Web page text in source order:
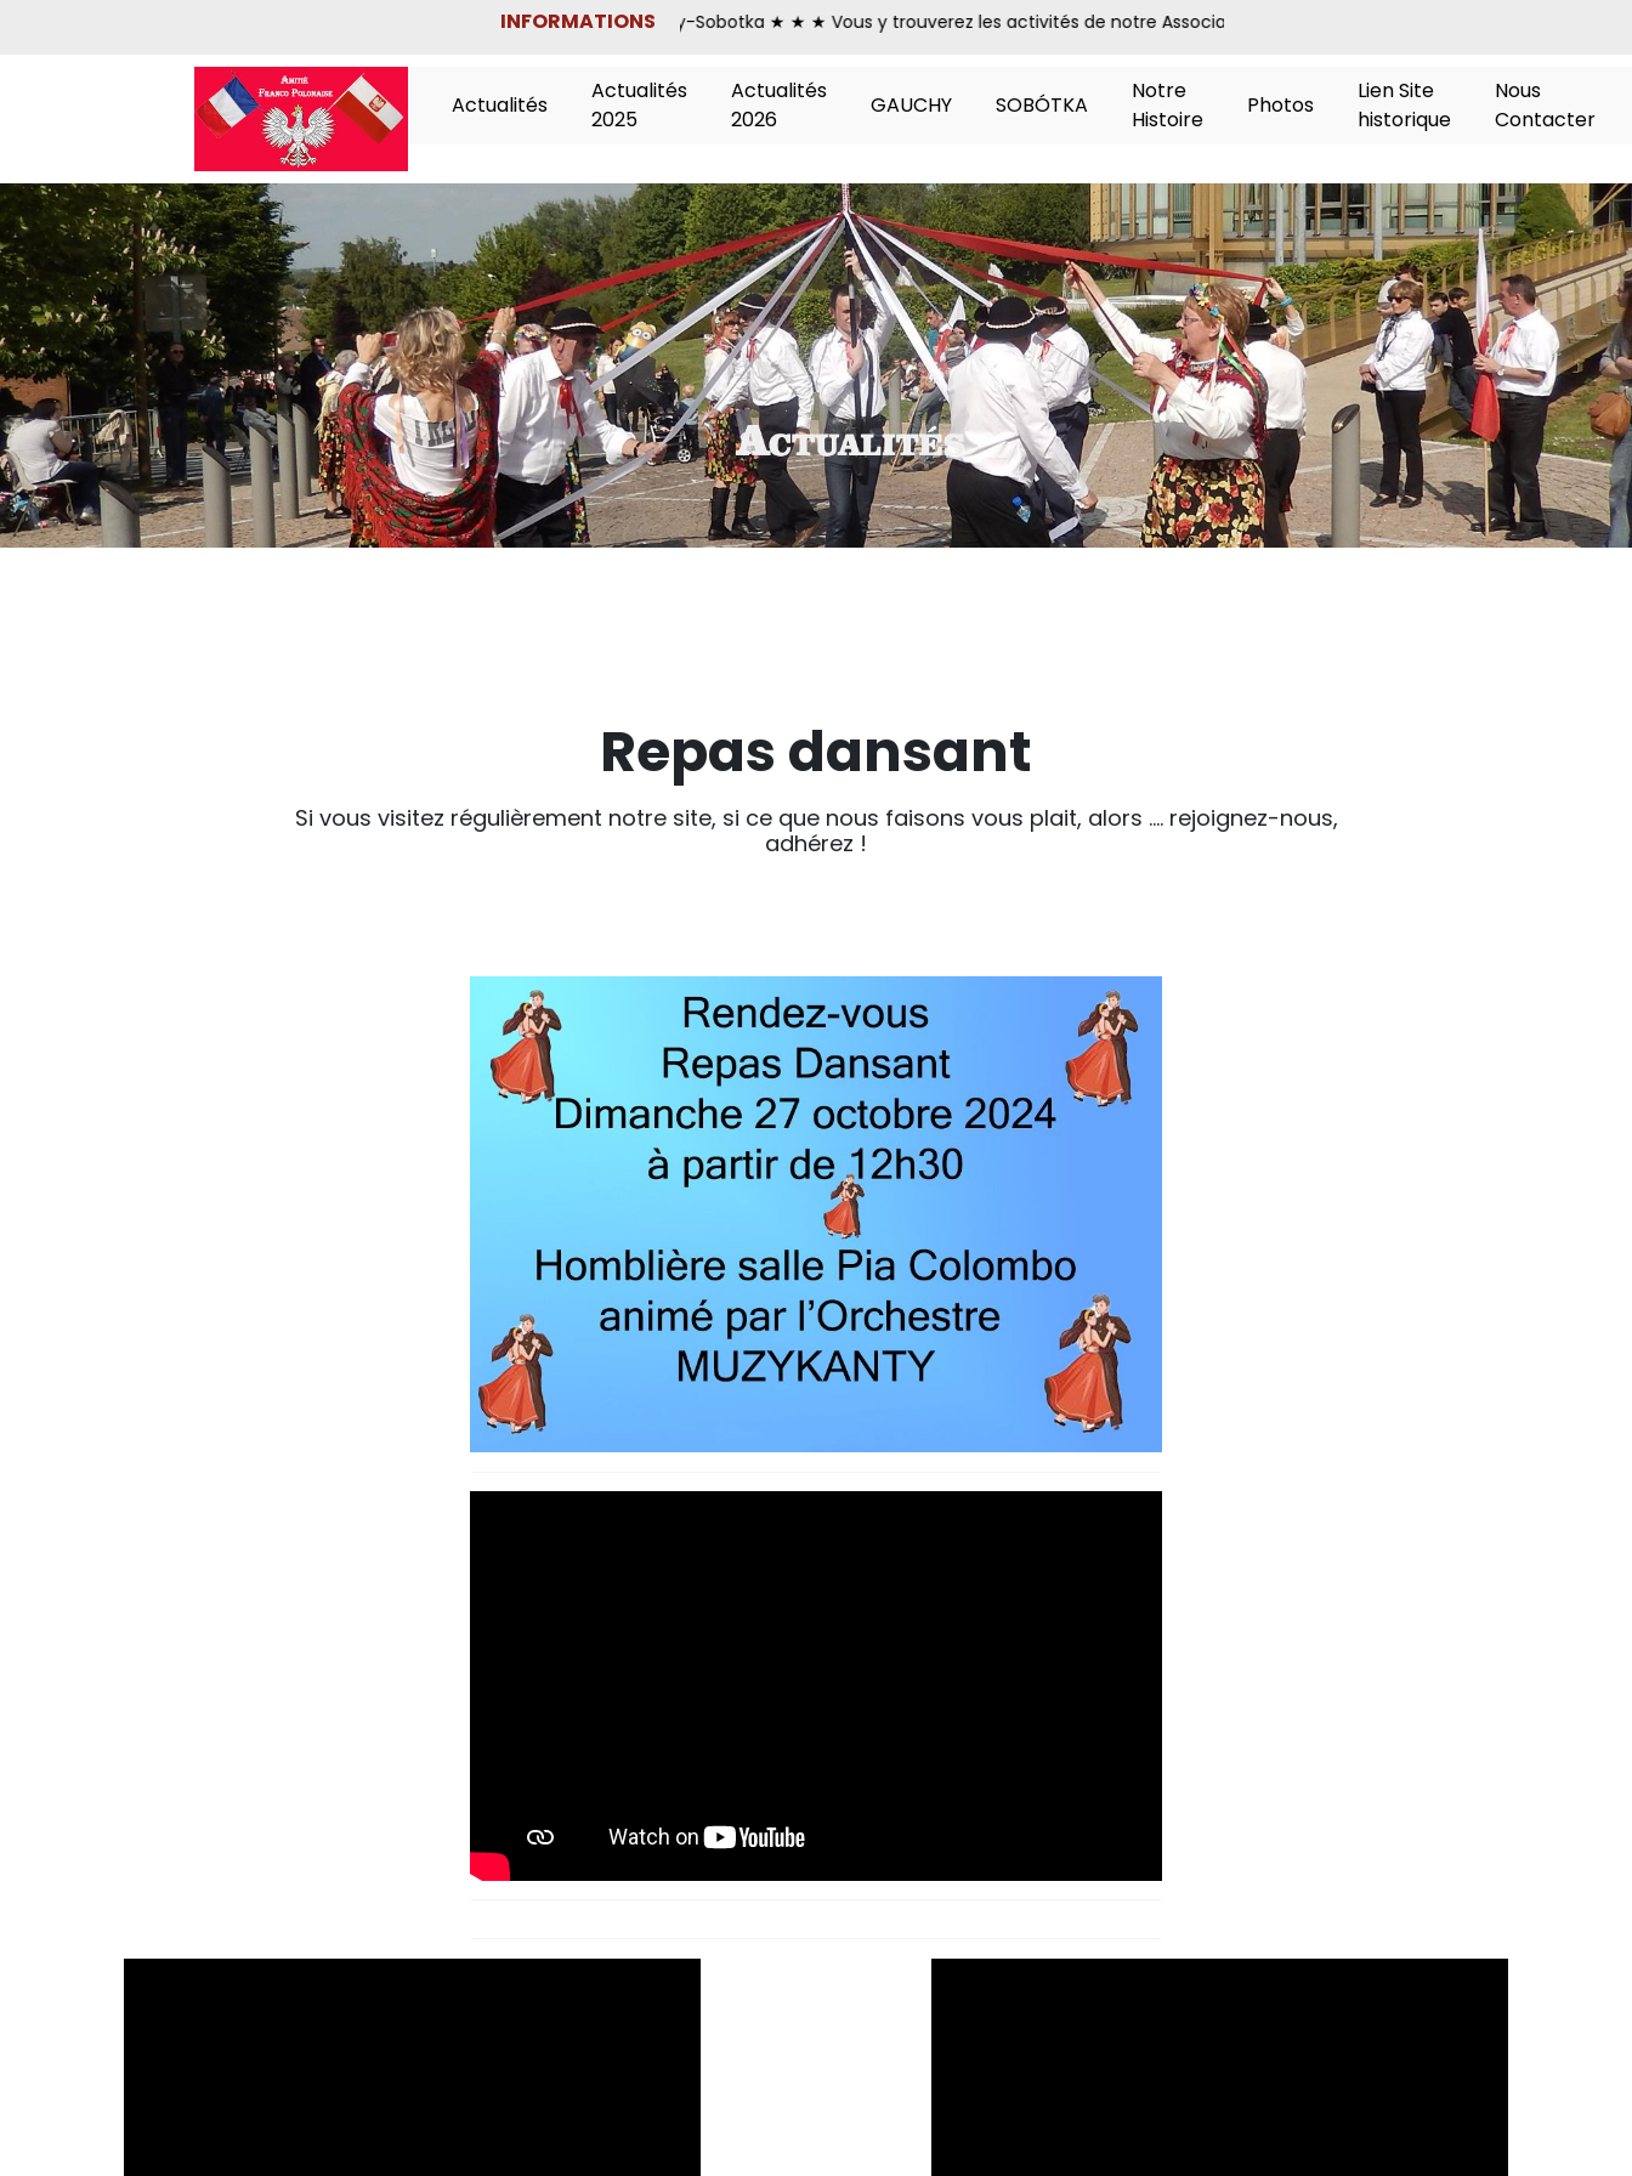
INFORMATIONS
★ ★ ★ Bienvenue sur le site Gauchy-Sobotka ★ ★ ★ Vous y trouverez les activités de notre Association Franco-Polonaise ★ ★ ★ Son Equipe de
Bienvenue Actualités
Actualités
2025
Actualités
2026
GAUCHY SOBÓTKA
Notre
Histoire
Photos
Lien Site
historique
Nous
Contacter
Repas dansant
Si vous visitez régulièrement notre site, si ce que nous faisons vous plait, alors …. rejoignez-nous,
adhérez !